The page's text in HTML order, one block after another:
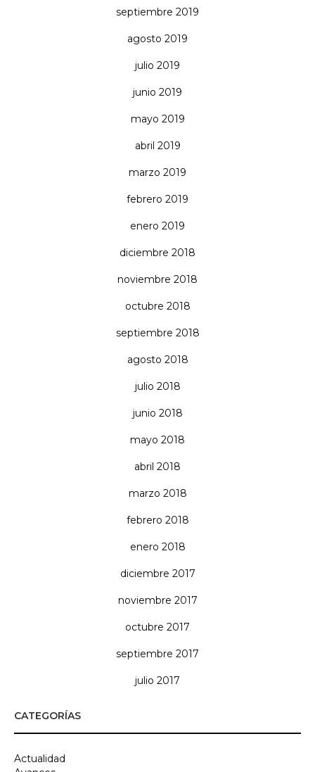
septiembre 2019
agosto 2019
julio 2019
junio 2019
mayo 2019
abril 2019
marzo 2019
febrero 2019
enero 2019
diciembre 2018
noviembre 2018
octubre 2018
septiembre 2018
agosto 2018
julio 2018
junio 2018
mayo 2018
abril 2018
marzo 2018
febrero 2018
enero 2018
diciembre 2017
noviembre 2017
octubre 2017
septiembre 2017
julio 2017
CATEGORÍAS
Actualidad